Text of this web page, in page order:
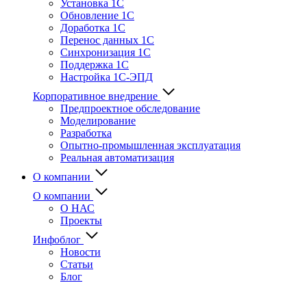
Установка 1С
Обновление 1С
Доработка 1С
Перенос данных 1С
Синхронизация 1С
Поддержка 1С
Настройка 1С-ЭПД
Корпоративное внедрение
Предпроектное обследование
Моделирование
Разработка
Опытно-промышленная эксплуатация
Реальная автоматизация
О компании
О компании
О НАС
Проекты
Инфоблог
Новости
Статьи
Блог